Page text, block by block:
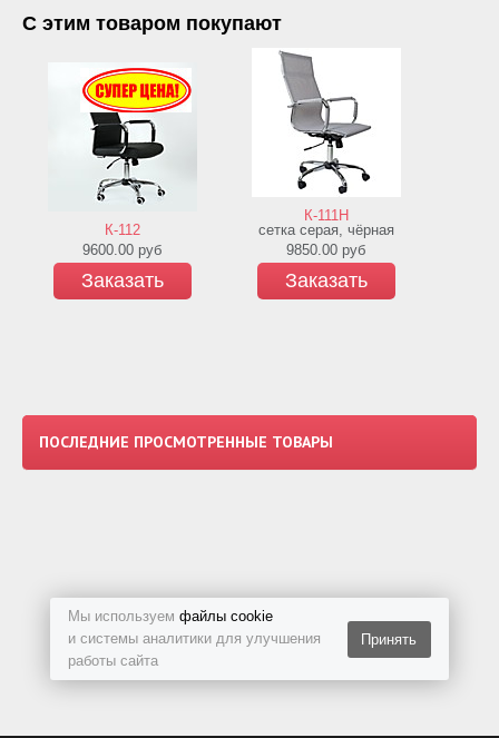
Мы используем файлы cookie
и системы аналитики для улучшения
работы сайта
Принять
С этим товаром покупают
К-112
9600.00 руб
Заказать
К-111Н
сетка серая, чёрная
9850.00 руб
Заказать
ПОСЛЕДНИЕ ПРОСМОТРЕННЫЕ ТОВАРЫ